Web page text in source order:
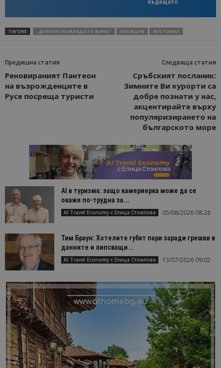
бъдещето
ТАГОВЕ „ДЕФИЛЕ НА МЛАДОТО ВИНО“ ПЛОВДИВ ФЕСТИВАЛ
Предишна статия
Реновираният Пантеон
на възрожденците в
Русе посреща туристи
Следваща статия
Сръбският посланик:
Зимните Ви курорти са
добре познати у нас,
акцентирайте върху
популяризирането на
българското море
AI в туризма: защо камериерка може да се
окаже по-трудна за...
AI Travel Economy с Елица Стоилова 05/08/2026 08:28
Тим Браун: Хотелите губят пари заради грешки в
данните и липсващи...
AI Travel Economy с Елица Стоилова 13/07/2026 09:02